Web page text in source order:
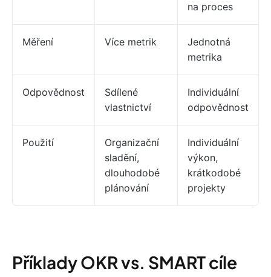
na proces
Měření Více metrik
Jednotná
metrika
Odpovědnost
Sdílené
vlastnictví
Individuální
odpovědnost
Použití
Organizační
sladění,
dlouhodobé
plánování
Individuální
výkon,
krátkodobé
projekty
Příklady OKR vs. SMART cíle